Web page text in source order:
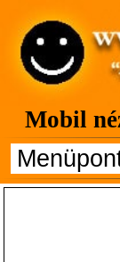
Mobil